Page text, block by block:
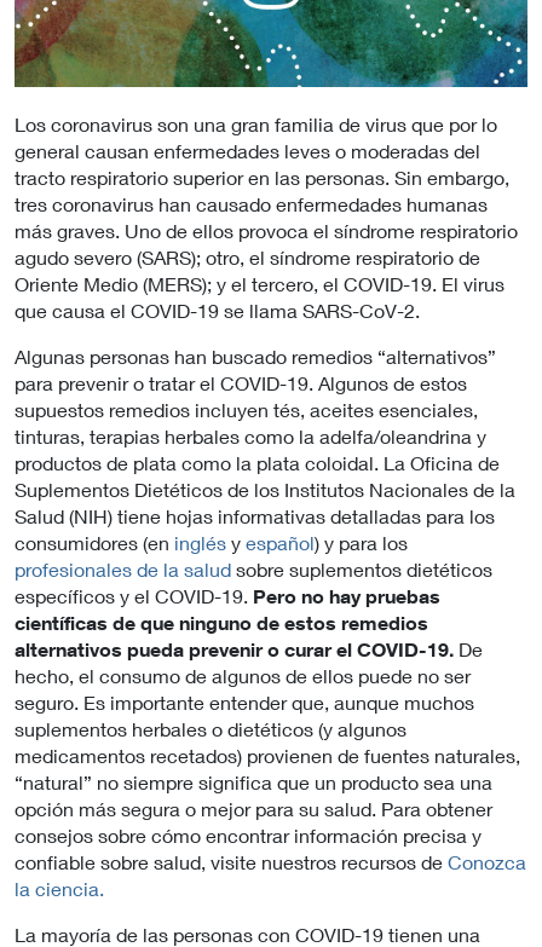
Los coronavirus son una gran familia de virus que por lo
general causan enfermedades leves o moderadas del
tracto respiratorio superior en las personas. Sin embargo,
tres coronavirus han causado enfermedades humanas
más graves. Uno de ellos provoca el síndrome respiratorio
agudo severo (SARS); otro, el síndrome respiratorio de
Oriente Medio (MERS); y el tercero, el COVID-19. El virus
que causa el COVID-19 se llama SARS-CoV-2.
Algunas personas han buscado remedios “alternativos”
para prevenir o tratar el COVID-19. Algunos de estos
supuestos remedios incluyen tés, aceites esenciales,
tinturas, terapias herbales como la adelfa/oleandrina y
productos de plata como la plata coloidal. La Oficina de
Suplementos Dietéticos de los Institutos Nacionales de la
Salud (NIH) tiene hojas informativas detalladas para los
consumidores (en inglés y español) y para los
profesionales de la salud sobre suplementos dietéticos
específicos y el COVID-19. Pero no hay pruebas
científicas de que ninguno de estos remedios
alternativos pueda prevenir o curar el COVID-19. De
hecho, el consumo de algunos de ellos puede no ser
seguro. Es importante entender que, aunque muchos
suplementos herbales o dietéticos (y algunos
medicamentos recetados) provienen de fuentes naturales,
“natural” no siempre significa que un producto sea una
opción más segura o mejor para su salud. Para obtener
consejos sobre cómo encontrar información precisa y
confiable sobre salud, visite nuestros recursos de Conozca
la ciencia.
La mayoría de las personas con COVID-19 tienen una